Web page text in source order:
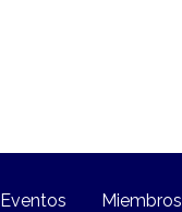
Eventos Miembros